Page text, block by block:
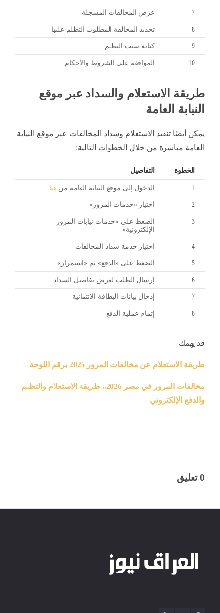
7 عرض المخالفات المسجلة
8 تحديد المخالفة المطلوب التظلم عليها
9 كتابة سبب التظلم
10 الموافقة على الشروط والأحكام
طريقة الاستعلام والسداد عبر موقع
النيابة العامة
يمكن أيضًا تنفيذ الاستعلام وسداد المخالفات عبر موقع النيابة
العامة مباشرة من خلال الخطوات التالية:
الخطوة التفاصيل
1 الدخول إلى موقع النيابة العامة من هنا
2 اختيار «خدمات المرور»
3
الضغط على «خدمات نيابات المرور
الإلكترونية»
4 اختيار خدمة سداد المخالفات
5 الضغط على «الدفع» ثم «استمرار»
6 إرسال الطلب لعرض تفاصيل السداد
7 إدخال بيانات البطاقة الائتمانية
8 إتمام عملية الدفع
قد يهمك|
طريقة الاستعلام عن مخالفات المرور 2026 برقم اللوحة
مخالفات المرور في مصر 2026.. طريقة الاستعلام والتظلم
والدفع الإلكتروني
0 تعليق